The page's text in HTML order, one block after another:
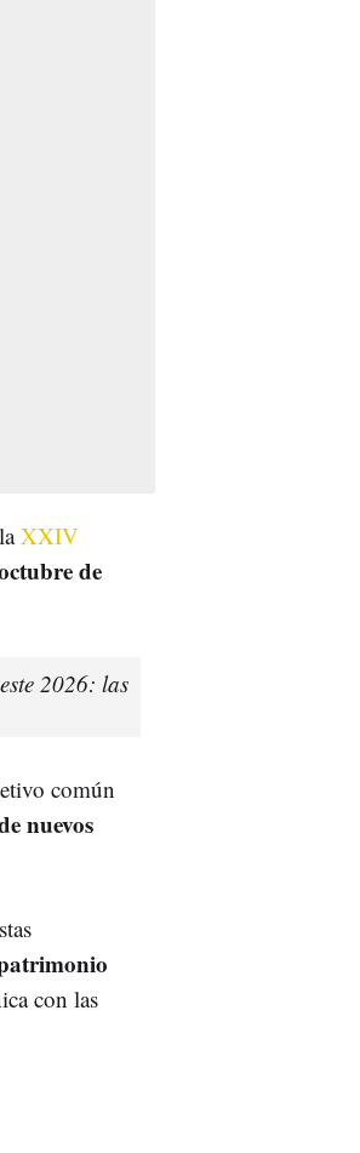
XXIV
de
2026: las
común
nuevos
con las